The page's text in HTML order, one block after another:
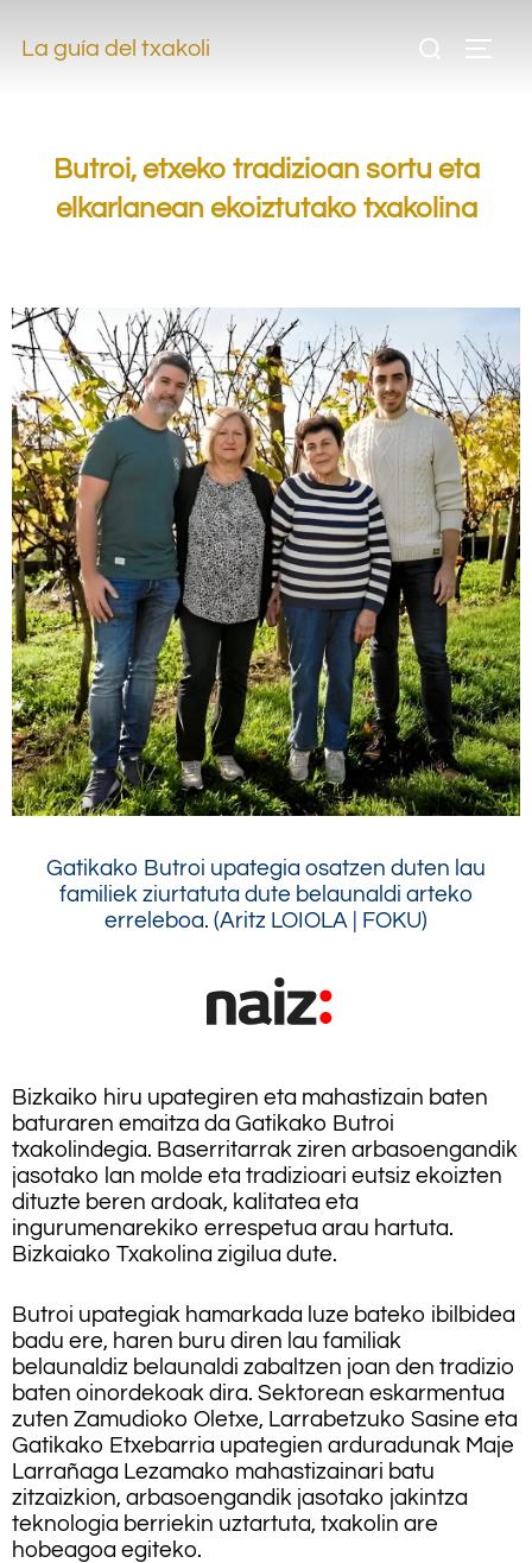
La guía del txakoli
Butroi, etxeko tradizioan sortu eta
elkarlanean ekoiztutako txakolina
Gatikako Butroi upategia osatzen duten lau
familiek ziurtatuta dute belaunaldi arteko
erreleboa. (Aritz LOIOLA | FOKU)
Bizkaiko hiru upategiren eta mahastizain baten
baturaren emaitza da Gatikako Butroi
txakolindegia. Baserritarrak ziren arbasoengandik
jasotako lan molde eta tradizioari eutsiz ekoizten
dituzte beren ardoak, kalitatea eta
ingurumenarekiko errespetua arau hartuta.
Bizkaiako Txakolina zigilua dute.
Butroi upategiak hamarkada luze bateko ibilbidea
badu ere, haren buru diren lau familiak
belaunaldiz belaunaldi zabaltzen joan den tradizio
baten oinordekoak dira. Sektorean eskarmentua
zuten Zamudioko Oletxe, Larrabetzuko Sasine eta
Gatikako Etxebarria upategien arduradunak Maje
Larrañaga Lezamako mahastizainari batu
zitzaizkion, arbasoengandik jasotako jakintza
teknologia berriekin uztartuta, txakolin are
hobeagoa egiteko.